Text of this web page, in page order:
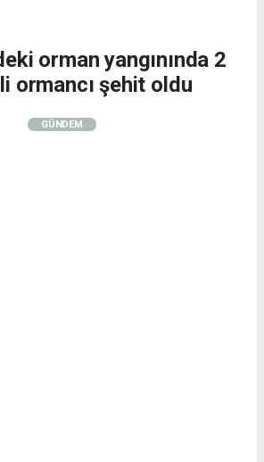
orman yangınında 2
ormancı şehit oldu
GÜNDEM